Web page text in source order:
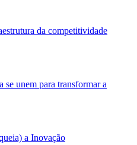
da competitividade
se unem para transformar a
a Inovação